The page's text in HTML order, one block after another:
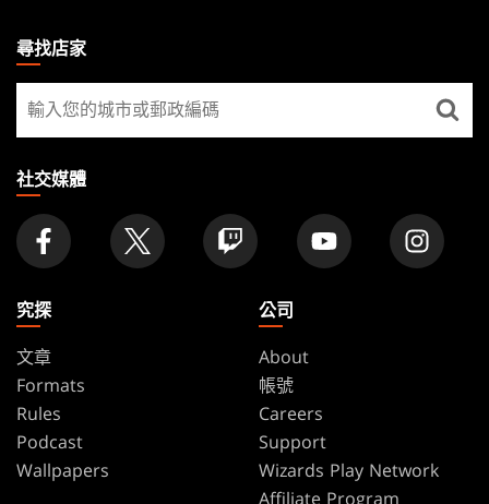
THE
GATHERING
FOOTER
尋找店家
尋
找
家
社交媒體
究探
文章
Formats
Rules
Podcast
Wallpapers
公司
About
帳號
Careers
Support
Wizards Play Network
Affiliate Program